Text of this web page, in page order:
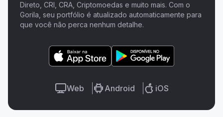
Direto, CRI, CRA, Criptomoedas e muito mais. Com o
Gorila, seu portfólio é atualizado automaticamente para
que você não perca nenhum detalhe.
Web Android iOS